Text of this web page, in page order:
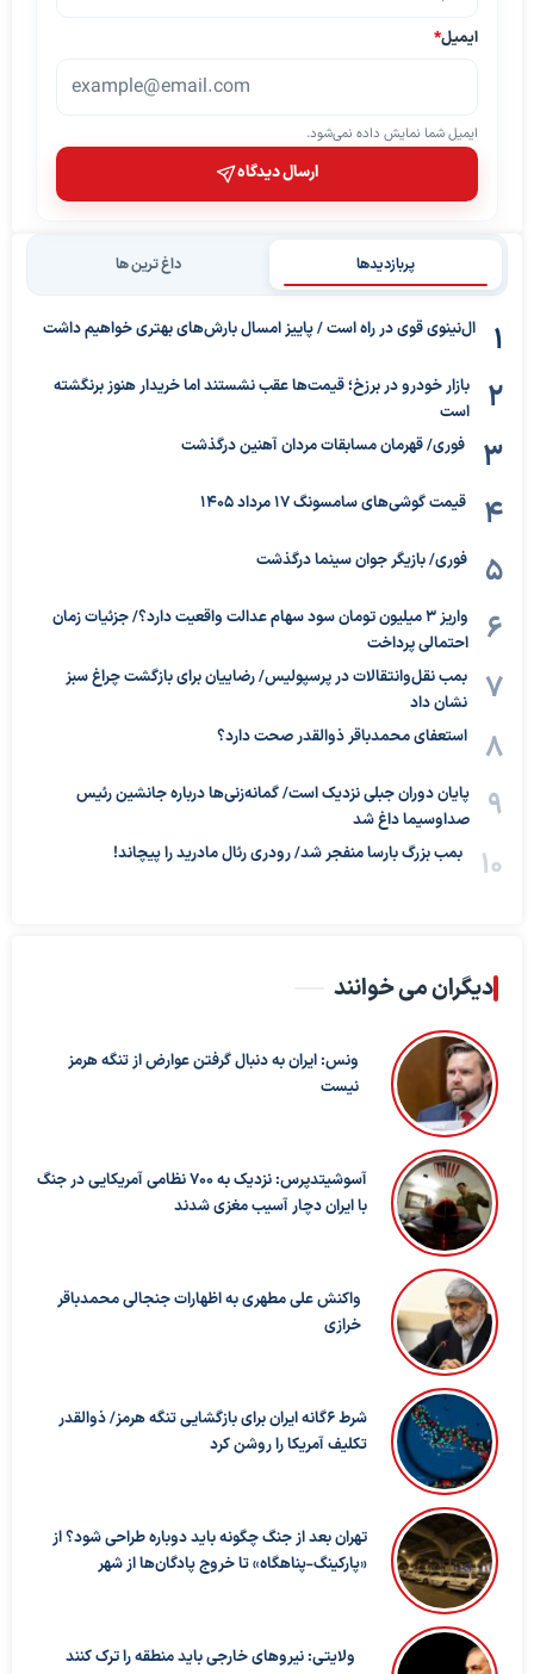
ایمیل*
ایمیل شما نمایش داده نمی‌شود.
ارسال دیدگاه
پربازدیدها داغ ترین ها
ال‌نینوی قوی در راه است / پاییز امسال بارش‌های بهتری خواهیم داشت
بازار خودرو در برزخ؛ قیمت‌ها عقب نشستند اما خریدار هنوز برنگشته
است
فوری/ قهرمان مسابقات مردان آهنین درگذشت
قیمت گوشی‌های سامسونگ 17 مرداد 1405
فوری/ بازیگر جوان سینما درگذشت
واریز ۳ میلیون تومان سود سهام عدالت واقعیت دارد؟/ جزئیات زمان
احتمالی پرداخت
بمب نقل‌وانتقالات در پرسپولیس/ رضاییان برای بازگشت چراغ سبز
نشان داد
استعفای محمدباقر ذوالقدر صحت دارد؟
پایان دوران جبلی نزدیک است/ گمانه‌زنی‌ها درباره جانشین رئیس
صداوسیما داغ شد
بمب بزرگ بارسا منفجر شد/ رودری رئال مادرید را پیچاند!
دیگران می خوانند
ونس: ایران به دنبال گرفتن عوارض از تنگه هرمز
نیست
آسوشیتدپرس: نزدیک به ۷۰۰ نظامی آمریکایی در جنگ
با ایران دچار آسیب مغزی شدند
واکنش علی مطهری به اظهارات جنجالی محمدباقر
خرازی
شرط ۶گانه ایران برای بازگشایی تنگه هرمز/ ذوالقدر
تکلیف آمریکا را روشن کرد
تهران بعد از جنگ چگونه باید دوباره طراحی شود؟ از
«پارکینگ-پناهگاه» تا خروج پادگان‌ها از شهر
ولایتی: نیروهای خارجی باید منطقه را ترک کنند